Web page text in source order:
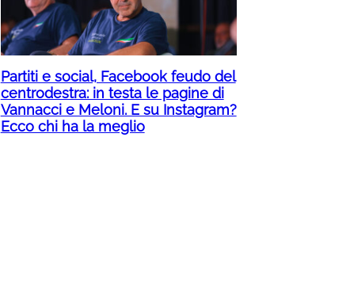
Partiti e social, Facebook feudo del
centrodestra: in testa le pagine di
Vannacci e Meloni. E su Instagram?
Ecco chi ha la meglio